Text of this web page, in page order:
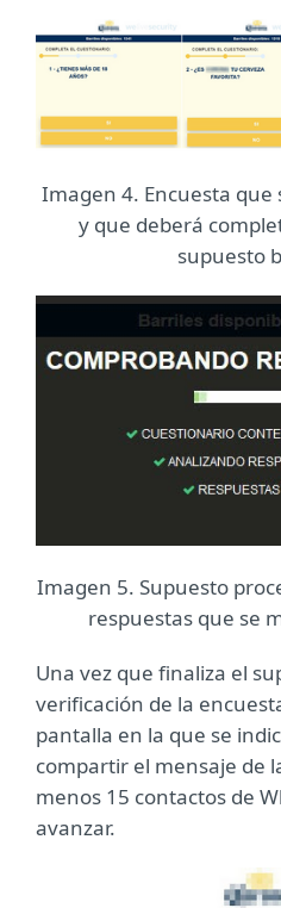
Imagen 4. Encuesta que
y que deberá
supuesto
Imagen 5. Supuesto
respuestas que se
Una vez que finaliza el
verificación de la
pantalla en la que se
compartir el mensaje de
menos 15 contactos de
avanzar.